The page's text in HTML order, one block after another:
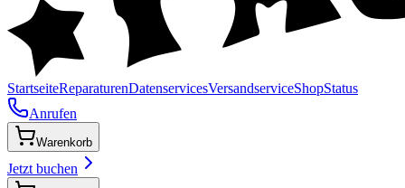
StartseiteReparaturenDatenservicesVersandserviceShopStatus
Anrufen
Warenkorb
Jetzt buchen